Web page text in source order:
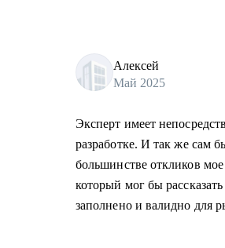
Алексей
Май 2025
Эксперт имеет
разработке. И так же сам
большинстве откликов
который мог бы
заполнено и валидно для